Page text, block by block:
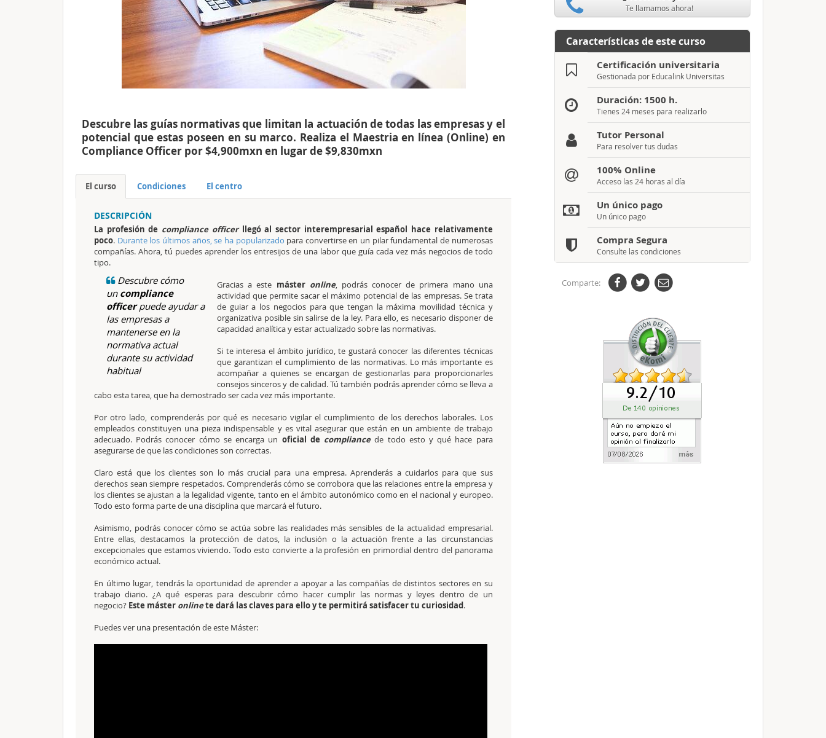
Descubre las guías normativas que limitan la actuación de todas las empresas y el
potencial que estas poseen en su marco. Realiza el Maestria en línea (Online) en
Compliance Officer por $4,900mxn en lugar de $9,830mxn
El curso Condiciones El centro
DESCRIPCIÓN
La profesión de compliance officer llegó al sector interempresarial español hace relativamente
poco. Durante los últimos años, se ha popularizado para convertirse en un pilar fundamental de numerosas
compañías. Ahora, tú puedes aprender los entresijos de una labor que guía cada vez más negocios de todo
tipo.
Descubre cómo
un compliance
officerpuede ayudar a
las empresas a
mantenerse en la
normativa actual
durante su actividad
habitual
Gracias a este máster online, podrás conocer de primera mano una
actividad que permite sacar el máximo potencial de las empresas. Se trata
de guiar a los negocios para que tengan la máxima movilidad técnica y
organizativa posible sin salirse de la ley. Para ello, es necesario disponer de
capacidad analítica y estar actualizado sobre las normativas.
Si te interesa el ámbito jurídico, te gustará conocer las diferentes técnicas
que garantizan el cumplimiento de las normativas. Lo más importante es
acompañar a quienes se encargan de gestionarlas para proporcionarles
consejos sinceros y de calidad. Tú también podrás aprender cómo se lleva a
cabo esta tarea, que ha demostrado ser cada vez más importante.
Por otro lado, comprenderás por qué es necesario vigilar el cumplimiento de los derechos laborales. Los
empleados constituyen una pieza indispensable y es vital asegurar que están en un ambiente de trabajo
adecuado. Podrás conocer cómo se encarga un oficial de compliance de todo esto y qué hace para
asegurarse de que las condiciones son correctas.
Claro está que los clientes son lo más crucial para una empresa. Aprenderás a cuidarlos para que sus
derechos sean siempre respetados. Comprenderás cómo se corrobora que las relaciones entre la empresa y
los clientes se ajustan a la legalidad vigente, tanto en el ámbito autonómico como en el nacional y europeo.
Todo esto forma parte de una disciplina que marcará el futuro.
Asimismo, podrás conocer cómo se actúa sobre las realidades más sensibles de la actualidad empresarial.
Entre ellas, destacamos la protección de datos, la inclusión o la actuación frente a las circunstancias
excepcionales que estamos viviendo. Todo esto convierte a la profesión en primordial dentro del panorama
económico actual.
En último lugar, tendrás la oportunidad de aprender a apoyar a las compañías de distintos sectores en su
trabajo diario. ¿A qué esperas para descubrir cómo hacer cumplir las normas y leyes dentro de un
negocio? Este máster onlinete dará las claves para ello y te permitirá satisfacer tu curiosidad.
Puedes ver una presentación de este Máster:
Te llamamos ahora!
Características de este curso
Certificación universitaria
Gestionada por Educalink Universitas
Duración: 1500 h.
Tienes 24 meses para realizarlo
Tutor Personal
Para resolver tus dudas
100% Online
Acceso las 24 horas al día
Un único pago
Un único pago
Compra Segura
Consulte las condiciones
Comparte: